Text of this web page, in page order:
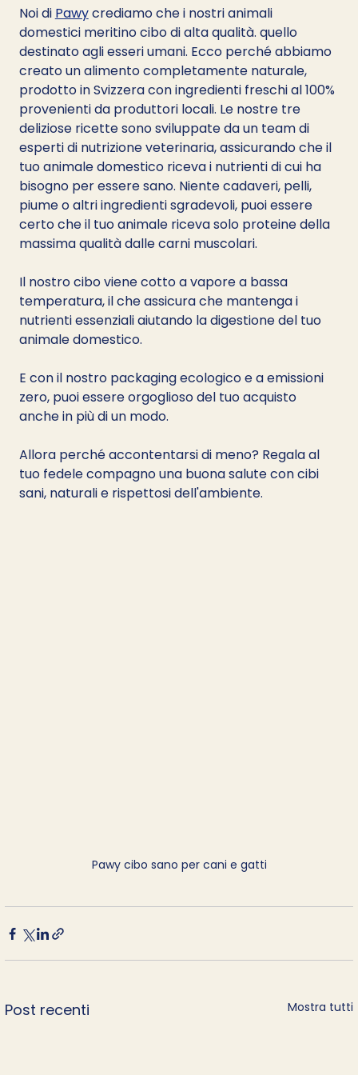
Noi di Pawy crediamo che i nostri animali
domestici meritino cibo di alta qualità. quello
destinato agli esseri umani. Ecco perché abbiamo
creato un alimento completamente naturale,
prodotto in Svizzera con ingredienti freschi al 100%
provenienti da produttori locali. Le nostre tre
deliziose ricette sono sviluppate da un team di
esperti di nutrizione veterinaria, assicurando che il
tuo animale domestico riceva i nutrienti di cui ha
bisogno per essere sano. Niente cadaveri, pelli,
piume o altri ingredienti sgradevoli, puoi essere
certo che il tuo animale riceva solo proteine della
massima qualità dalle carni muscolari.
Il nostro cibo viene cotto a vapore a bassa
temperatura, il che assicura che mantenga i
nutrienti essenziali aiutando la digestione del tuo
animale domestico.
E con il nostro packaging ecologico e a emissioni
zero, puoi essere orgoglioso del tuo acquisto
anche in più di un modo.
Allora perché accontentarsi di meno? Regala al
tuo fedele compagno una buona salute con cibi
sani, naturali e rispettosi dell'ambiente.
Pawy cibo sano per cani e gatti
Post recenti Mostra tutti